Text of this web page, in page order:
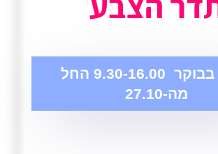
ימי ג’ בבוקר 9.30-16.00 החל
מה-27.10